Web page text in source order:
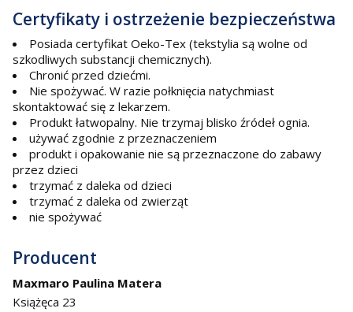
Certyfikaty i ostrzeżenie bezpieczeństwa
Posiada certyfikat Oeko-Tex (tekstylia są wolne od
szkodliwych substancji chemicznych).
Chronić przed dziećmi.
Nie spożywać. W razie połknięcia natychmiast
skontaktować się z lekarzem.
Produkt łatwopalny. Nie trzymaj blisko źródeł ognia.
używać zgodnie z przeznaczeniem
produkt i opakowanie nie są przeznaczone do zabawy
przez dzieci
trzymać z daleka od dzieci
trzymać z daleka od zwierząt
nie spożywać
Producent
Maxmaro Paulina Matera
Książęca 23